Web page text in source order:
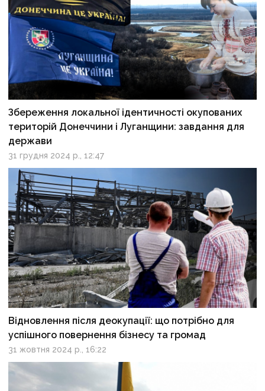
Збереження локальної ідентичності окупованих
територій Донеччини і Луганщини: завдання для
держави
31 грудня 2024 р., 12:47
Відновлення після деокупації: що потрібно для
успішного повернення бізнесу та громад
31 жовтня 2024 р., 16:22